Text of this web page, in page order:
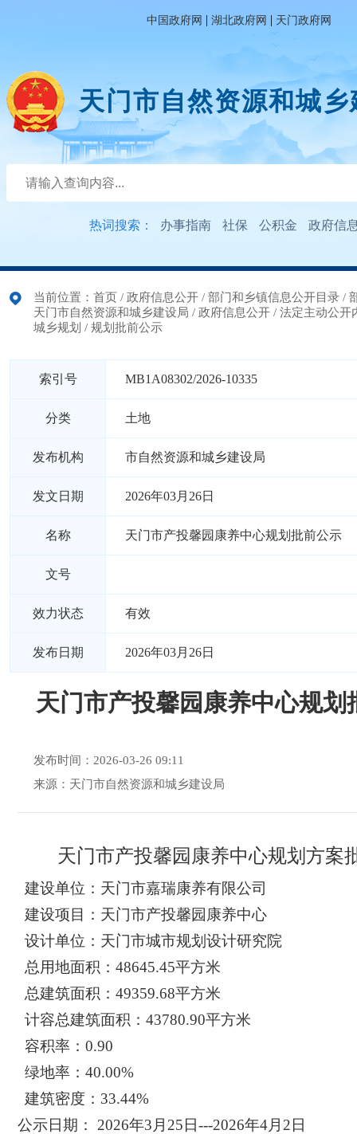
中国政府网 | 湖北政府网 | 天门政府网
天门市自然资源和城
热词搜索： 办事指南 社保 公积金 政府信
当前位置： 首页 / 政府信息公开 / 部门和乡镇信息公开目录 /
天门市自然资源和城乡建设局 / 政府信息公开 / 法定主动公开
城乡规划 / 规划批前公示
索引号 MB1A08302/2026-10335
分类 土地
发布机构 市自然资源和城乡建设局
发文日期 2026年03月26日
名称 天门市产投馨园康养中心规划批前公示
文号
效力状态 有效
发布日期 2026年03月26日
天门市产投馨园康养中心规划
发布时间：2026-03-26 09:11
来源：天门市自然资源和城乡建设局
天门市产投馨园康养中心规划 方案
建设单位：天门市嘉瑞康养有限公司
建设项目： 天门市产投馨园康养中心
设计单位：天门市城市规划设计研究院
总用地面积： 48645.45平方米
总建筑面积： 49359.68平方米
计容总建筑面积： 43780.90平方米
容积率： 0.90
绿地率： 40.00%
建筑密度： 33.44%
公示日期：
2026年3 月 25 日---2026年4月 2 日